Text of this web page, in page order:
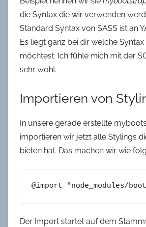
die Syntax die wir verwenden
Standard Syntax von SASS ist an
Es liegt ganz bei dir welche
möchtest. Ich fühle mich mit der
sehr wohl.
Importieren von
In unsere gerade erstellte
importieren wir jetzt alle Stylings
bieten hat. Das machen wir wie
@import "node_modules/
Der Import startet auf dem